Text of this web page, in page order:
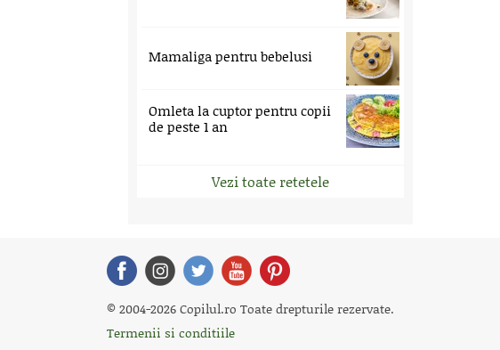
Mamaliga pentru bebelusi
Omleta la cuptor pentru copii
de peste 1 an
Vezi toate retetele
© 2004-2026 Copilul.ro Toate drepturile rezervate.
Termenii si conditiile